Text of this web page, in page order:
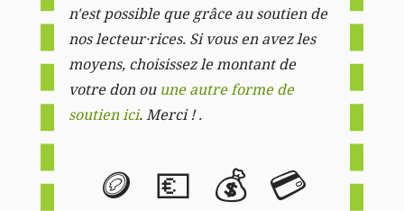
n'est possible que grâce au soutien de
nos lecteur·rices. Si vous en avez les
moyens, choisissez le montant de
votre don ou une autre forme de
soutien ici. Merci ! .
🪙 💶 💰 💳